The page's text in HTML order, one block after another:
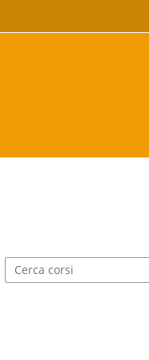
Cerca corsi